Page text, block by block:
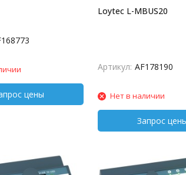
Loytec L-MBUS20
Артикул: AF178190
Нет в наличии